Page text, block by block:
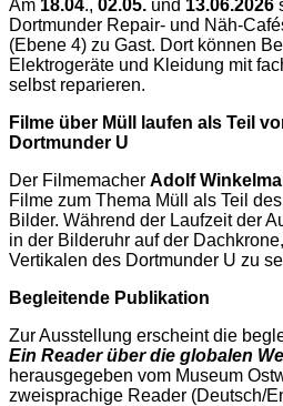
Am 18.04., 02.05. und 13.06.2026
Dortmunder Repair- und Näh-
(Ebene 4) zu Gast. Dort können
Elektrogeräte und Kleidung mit
selbst reparieren.
Filme über Müll laufen als Teil
Dortmunder U
Der Filmemacher Adolf
Filme zum Thema Müll als Teil
Bilder. Während der Laufzeit der
in der Bilderuhr auf der
Vertikalen des Dortmunder U zu
Begleitende Publikation
Zur Ausstellung erscheint die
Ein Reader über die globalen
herausgegeben vom Museum
zweisprachige Reader (Deutsch/